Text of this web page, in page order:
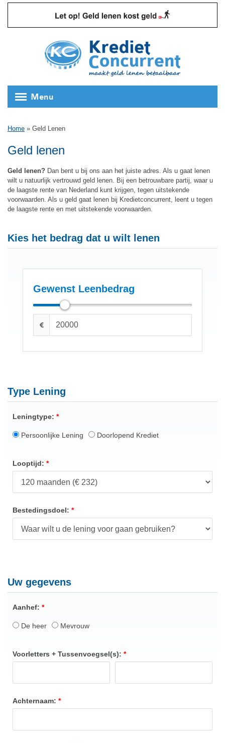
Menu
Home » Geld Lenen
Geld lenen
Geld lenen? Dan bent u bij ons aan het juiste adres. Als u gaat lenen
wilt u natuurlijk vertrouwd geld lenen. Bij een betrouwbare partij, waar u
de laagste rente van Nederland kunt krijgen, tegen uitstekende
voorwaarden. Als u geld gaat lenen bij Kredietconcurrent, leent u tegen
de laagste rente en met uitstekende voorwaarden.
Kies het bedrag dat u wilt lenen
Gewenst Leenbedrag
Type Lening
Leningtype:
Persoonlijke Lening Doorlopend Krediet
Looptijd:
Bestedingsdoel:
Uw gegevens
Aanhef:
De heer Mevrouw
Voorletters + Tussenvoegsel(s):
Achternaam: